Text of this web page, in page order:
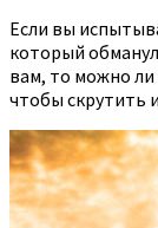
Если вы
который
вам, то можно ли
чтобы скрутить